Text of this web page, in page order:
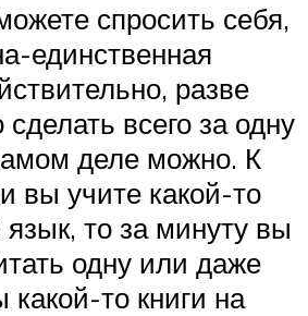
спросить себя,
единственная
разве
всего за одну
деле можно. К
вы учите какой-то
то за минуту вы
одну или даже
то книги на